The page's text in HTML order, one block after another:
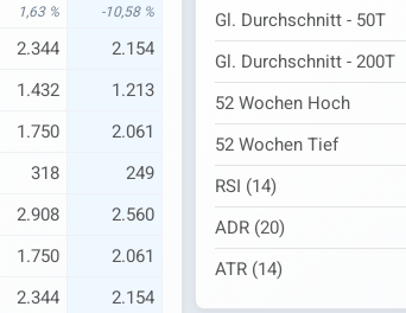
1,63 % -10,58 %
2.344
2.154
1.432
1.213
1.750
2.061
318
249
2.908
2.560
1.750
2.061
2.344
2.154
Gl. Durchschnitt - 50T
Gl. Durchschnitt - 200T
52 Wochen Hoch
52 Wochen Tief
RSI (14)
ADR (20)
ATR (14)